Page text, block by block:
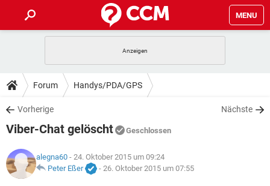
MENU
ANDROID IOS
WINDOWS 10
WHATSAPP TIKTOK
FACEBOOK
TIPPS & TRICKS
SPIELE STREAMING
WHATSAPP TIKTOK
FACEBOOK
DOWNLOADS
SPIELE STREAMING
ANDROID
WINDOWS 10 INSTAGRAM
SPIELE STREAMING
ANDROID
LEXIKON
Forum Handys/PDA/GPS
Vorherige Nächste
Viber-Chat gelöscht Geschlossen
alegna60 - 24. Oktober 2015 um 09:24
Peter Eßer
- 26. Oktober 2015 um 07:55